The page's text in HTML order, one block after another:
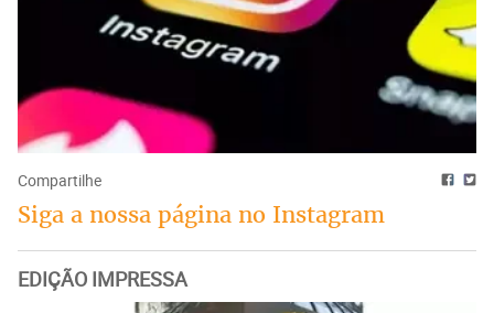
Compartilhe
Siga a nossa página no Instagram
EDIÇÃO IMPRESSA